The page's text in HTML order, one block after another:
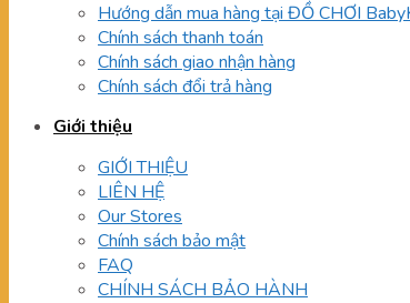
Hướng dẫn mua hàng tại ĐỒ CHƠI
Chính sách thanh toán
Chính sách giao nhận hàng
Chính sách đổi trả hàng
Giới thiệu
GIỚI THIỆU
LIÊN HỆ
Our Stores
Chính sách bảo mật
FAQ
CHÍNH SÁCH BẢO HÀNH